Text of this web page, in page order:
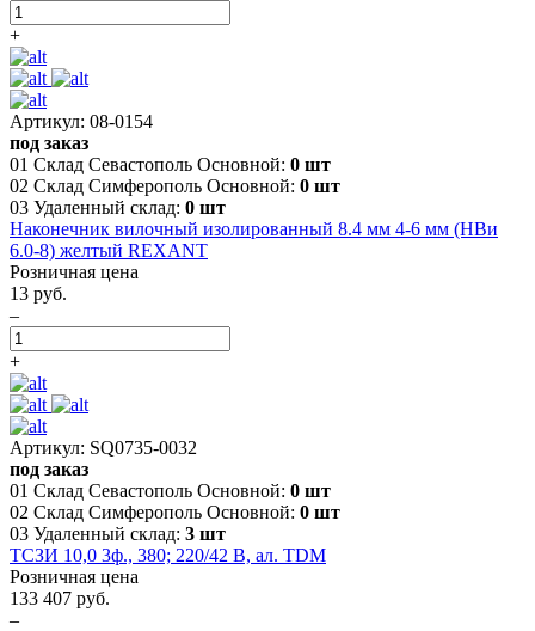
+
Артикул: 08-0154
под заказ
01 Склад Севастополь Основной: 0 шт
02 Склад Симферополь Основной: 0 шт
03 Удаленный склад: 0 шт
Наконечник вилочный изолированный 8.4 мм 4-6 мм (НВи
6.0-8) желтый REXANT
Розничная цена
13 руб.
–
+
Артикул: SQ0735-0032
под заказ
01 Склад Севастополь Основной: 0 шт
02 Склад Симферополь Основной: 0 шт
03 Удаленный склад: 3 шт
ТСЗИ 10,0 3ф., 380; 220/42 В, ал. TDM
Розничная цена
133 407 руб.
–